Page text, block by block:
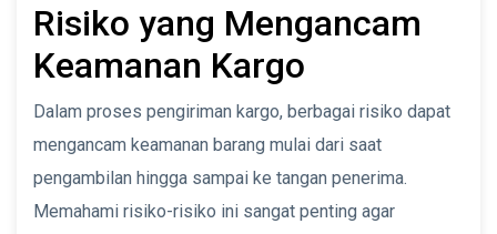
Risiko yang Mengancam
Keamanan Kargo
Dalam proses pengiriman kargo, berbagai risiko dapat
mengancam keamanan barang mulai dari saat
pengambilan hingga sampai ke tangan penerima.
Memahami risiko-risiko ini sangat penting agar